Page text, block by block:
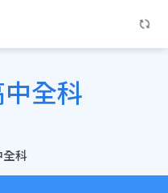
全科
全科